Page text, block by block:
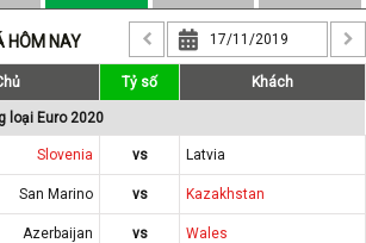
HÔM NAY
Tỷ số Khách
loại Euro 2020
Slovenia vs
Latvia
San Marino vs
Kazakhstan
Azerbaijan vs
Wales